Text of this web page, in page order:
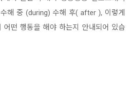
해 중 (during) 수해 후( after ), 이렇게
어떤 행동을 해야 하는지 안내되어 있습